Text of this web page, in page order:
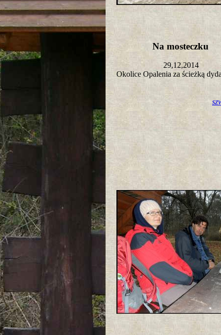
Na mosteczku
29,12,2014
Okolice Opalenia za ścieżką